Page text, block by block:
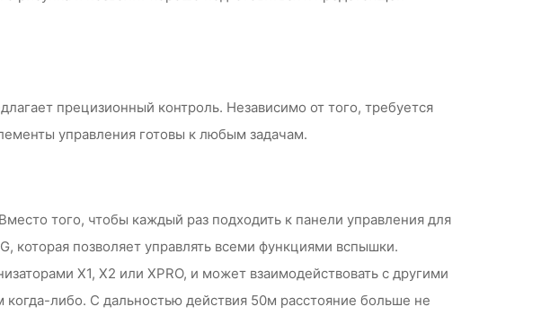
прецизионный контроль. Независимо от того, требуется
управления готовы к любым задачам.
того, чтобы каждый раз подходить к панели управления для
которая позволяет управлять всеми функциями вспышки.
X1, X2 или XPRO, и может взаимодействовать с другими
либо. С дальностью действия 50м расстояние больше не